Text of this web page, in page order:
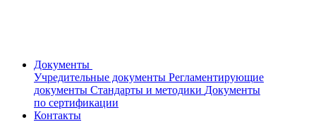
Документы
Учредительные документы Регламентирующие
документы Стандарты и методики Документы
по сертификации
Контакты